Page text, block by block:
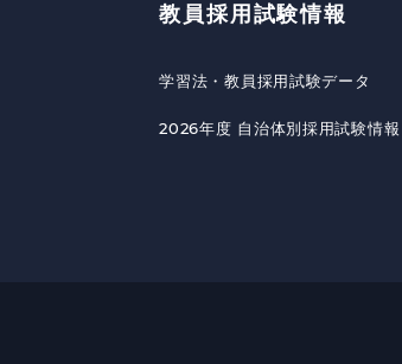
教員採用試験情報
学習法・教員採用試験データ
2026年度 自治体別採用試験情報